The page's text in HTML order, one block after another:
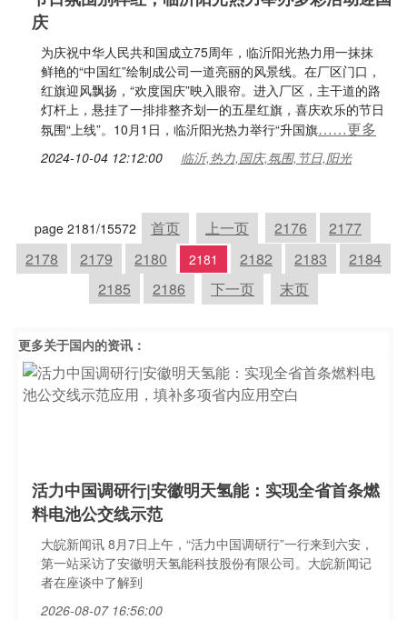
庆
为庆祝中华人民共和国成立75周年，临沂阳光热力用一抹抹
鲜艳的“中国红”绘制成公司一道亮丽的风景线。在厂区门口，
红旗迎风飘扬，“欢度国庆”映入眼帘。进入厂区，主干道的路
灯杆上，悬挂了一排排整齐划一的五星红旗，喜庆欢乐的节日
氛围“上线”。10月1日，临沂阳光热力举行“升国旗……更多
2024-10-04 12:12:00 临沂,热力,国庆,氛围,节日,阳光
page 2181/15572 首页 上一页 2176
2177
2178
2179 2180 2181 2182 2183
2184
2185
2186 下一页 末页
更多关于国内的资讯：
活力中国调研行|安徽明天氢能：实现全省首条燃
料电池公交线示范
大皖新闻讯 8月7日上午，“活力中国调研行”一行来到六安，
第一站采访了安徽明天氢能科技股份有限公司。大皖新闻记
者在座谈中了解到
2026-08-07 16:56:00